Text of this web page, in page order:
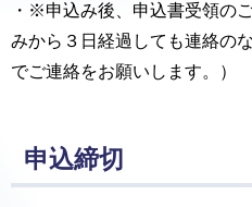
・※申込み後、申込書受領の
みから３日経過しても連絡の
でご連絡をお願いします。）
申込締切